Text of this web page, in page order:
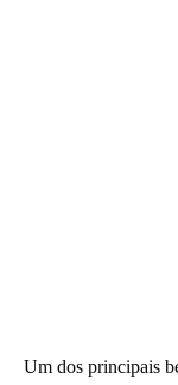
Um dos principais